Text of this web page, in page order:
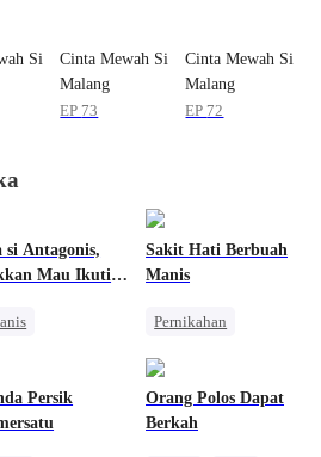
Si
Cinta Mewah Si
Malang
EP 73
Cinta Mewah Si
Malang
EP 72
si Antagonis,
Mau Ikuti
Istri
Sakit Hati Berbuah
Manis
Pernikahan
Wanita Kuat
Persik
Orang Polos Dapat
Berkah